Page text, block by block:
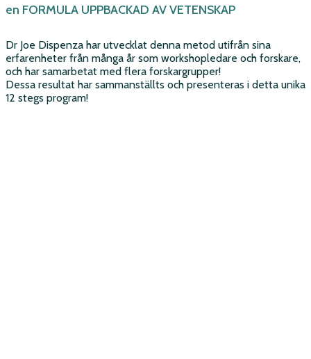
en FORMULA UPPBACKAD AV VETENSKAP
Dr Joe Dispenza har utvecklat denna metod utifrån sina
erfarenheter från många år som workshopledare och forskare,
och har samarbetat med flera forskargrupper!
Dessa resultat har sammanställts och presenteras i detta unika
12 stegs program!